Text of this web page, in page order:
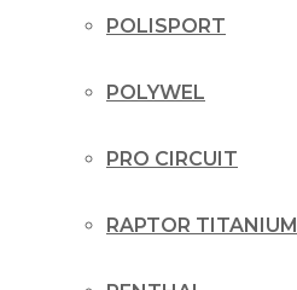
POLISPORT
POLYWEL
PRO CIRCUIT
RAPTOR TITANIUM